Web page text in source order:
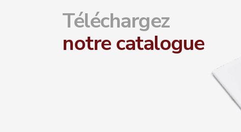
Téléchargez
notre catalogue